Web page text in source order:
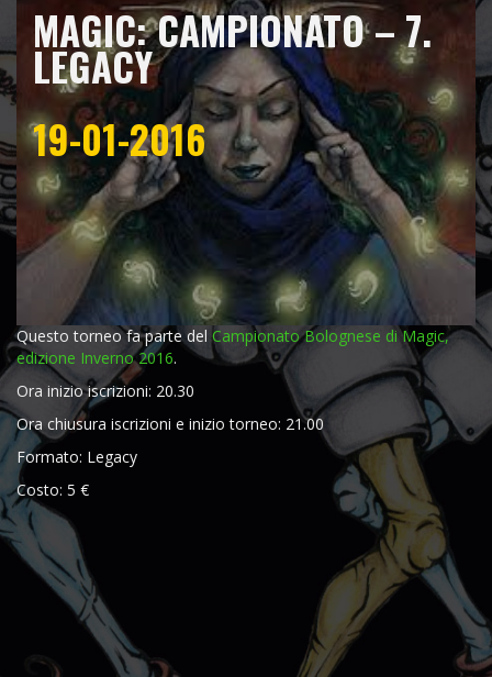
MAGIC: CAMPIONATO – 7.
LEGACY
19-01-2016
Questo torneo fa parte del Campionato Bolognese di Magic,
edizione Inverno 2016.
Ora inizio iscrizioni: 20.30
Ora chiusura iscrizioni e inizio torneo: 21.00
Formato: Legacy
Costo: 5 €